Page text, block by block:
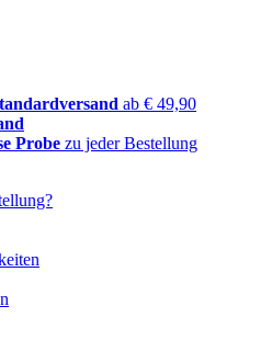
ab € 49,90
Probe zu jeder Bestellung